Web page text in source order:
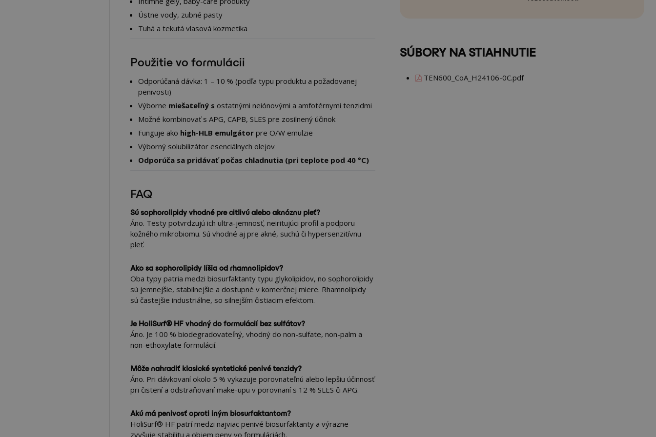
Ústne vody, zubné pasty
Tuhá a tekutá vlasová kozmetika
Použitie vo formulácii
Odporúčaná dávka: 1 – 10 % (podľa typu produktu a požadovanej
penivosti)
Výborne miešateľný s ostatnými neiónovými a amfotérnymi tenzidmi
Možné kombinovať s APG, CAPB, SLES pre zosilnený účinok
Funguje ako high-HLB emulgátor pre O/W emulzie
Výborný solubilizátor esenciálnych olejov
Odporúča sa pridávať počas chladnutia (pri teplote pod 40 °C)
FAQ
Sú sophorolipidy vhodné pre citlivú alebo aknóznu pleť?
Áno. Testy potvrdzujú ich ultra-jemnosť, neiritujúci profil a podporu
kožného mikrobiomu. Sú vhodné aj pre akné, suchú či hypersenzitívnu
pleť.
Ako sa sophorolipidy líšia od rhamnolipidov?
Oba typy patria medzi biosurfaktanty typu glykolipidov, no sophorolipidy
sú jemnejšie, stabilnejšie a dostupné v komerčnej miere. Rhamnolipidy
sú častejšie industriálne, so silnejším čistiacim efektom.
Je HoliSurf® HF vhodný do formulácií bez sulfátov?
Áno. Je 100 % biodegradovateľný, vhodný do non-sulfate, non-palm a
non-ethoxylate formulácií.
Môže nahradiť klasické syntetické penivé tenzidy?
Áno. Pri dávkovaní okolo 5 % vykazuje porovnateľnú alebo lepšiu účinnosť
pri čistení a odstraňovaní make-upu v porovnaní s 12 % SLES či APG.
Akú má penivosť oproti iným biosurfaktantom?
HoliSurf® HF patrí medzi najviac penivé biosurfaktanty a výrazne
zvyšuje stabilitu a objem peny vo formuláciách.
SÚBORY NA STIAHNUTIE
TEN600_CoA_H24106-0C.pdf